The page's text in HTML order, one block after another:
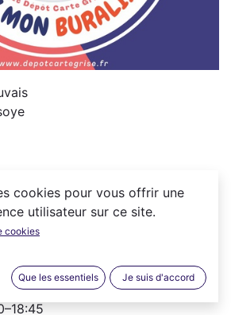
accueille à La Houssoye
samedi :
cookies pour vous offrir une
utilisateur sur ce site.
cookies
Que les essentiels Je suis d'accord